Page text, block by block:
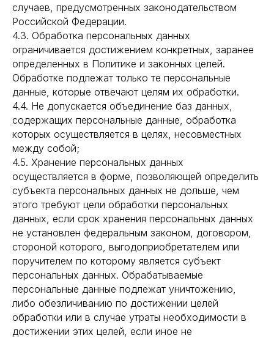
случаев, предусмотренных законодательством
Российской Федерации.
4.3. Обработка персональных данных
ограничивается достижением конкретных, заранее
определенных в Политике и законных целей.
Обработке подлежат только те персональные
данные, которые отвечают целям их обработки.
4.4. Не допускается объединение баз данных,
содержащих персональные данные, обработка
которых осуществляется в целях, несовместных
между собой;
4.5. Хранение персональных данных
осуществляется в форме, позволяющей определить
субъекта персональных данных не дольше, чем
этого требуют цели обработки персональных
данных, если срок хранения персональных данных
не установлен федеральным законом, договором,
стороной которого, выгодоприобретателем или
поручителем по которому является субъект
персональных данных. Обрабатываемые
персональные данные подлежат уничтожению,
либо обезличиванию по достижении целей
обработки или в случае утраты необходимости в
достижении этих целей, если иное не